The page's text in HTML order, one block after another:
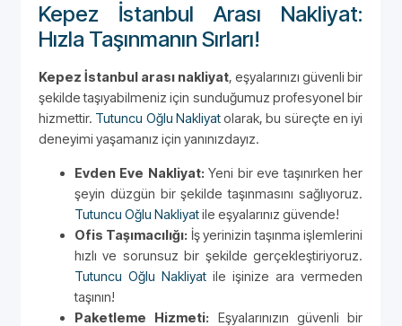
Kepez İstanbul Arası Nakliyat:
Hızla Taşınmanın Sırları!
Kepez İstanbul arası nakliyat, eşyalarınızı güvenli bir
şekilde taşıyabilmeniz için sunduğumuz profesyonel bir
hizmettir. Tutuncu Oğlu Nakliyatolarak, bu süreçte en iyi
deneyimi yaşamanız için yanınızdayız.
Evden Eve Nakliyat: Yeni bir eve taşınırken her
şeyin düzgün bir şekilde taşınmasını sağlıyoruz.
Tutuncu Oğlu Nakliyatile eşyalarınız güvende!
Ofis Taşımacılığı: İş yerinizin taşınma işlemlerini
hızlı ve sorunsuz bir şekilde gerçekleştiriyoruz.
Tutuncu Oğlu Nakliyat ile işinize ara vermeden
taşının!
Paketleme Hizmeti: Eşyalarınızın güvenli bir